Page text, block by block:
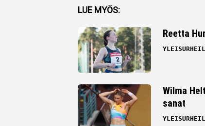
Facebook
Twitter
Whatsapp
LUE MYÖS:
Reetta
Wilma
sanat